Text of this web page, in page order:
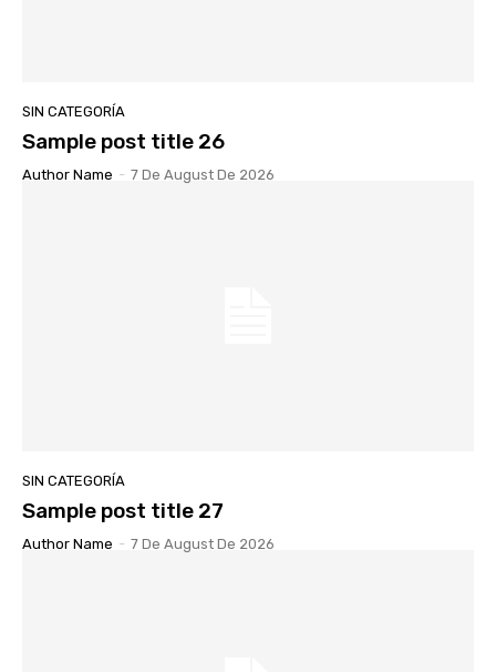
SIN CATEGORÍA
Sample post title 26
Author Name - 7 De August De 2026
SIN CATEGORÍA
Sample post title 27
Author Name - 7 De August De 2026